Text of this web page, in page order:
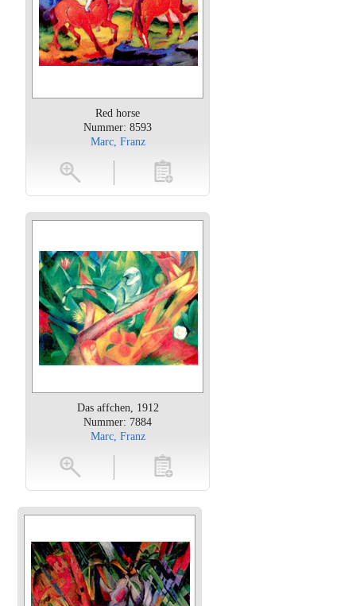
Red horse
Nummer: 8593
Marc, Franz
toevoegen
Das affchen, 1912
Nummer: 7884
Marc, Franz
toevoegen